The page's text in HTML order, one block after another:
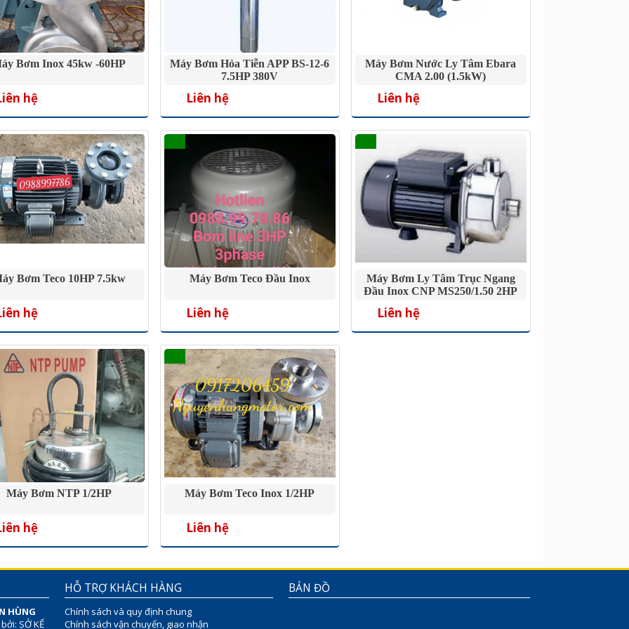
Bơm Inox 45kw -60HP
hệ
Máy Bơm Hỏa Tiễn APP BS-12-6
7.5HP 380V
Liên hệ
Máy Bơm Nước Ly Tâm Ebara
CMA 2.00 (1.5kW)
Liên hệ
Bơm Teco 10HP 7.5kw
hệ
Máy Bơm Teco Đầu Inox
Liên hệ
Máy Bơm Ly Tâm Trục Ngang
Đầu Inox CNP MS250/1.50 2HP
Liên hệ
Máy Bơm NTP 1/2HP
hệ
Máy Bơm Teco Inox 1/2HP
Liên hệ
HÙNG
SỞ KẾ
HỖ TRỢ KHÁCH HÀNG
Chính sách và quy định chung
Chính sách vận chuyển, giao nhận
BẢN ĐỒ